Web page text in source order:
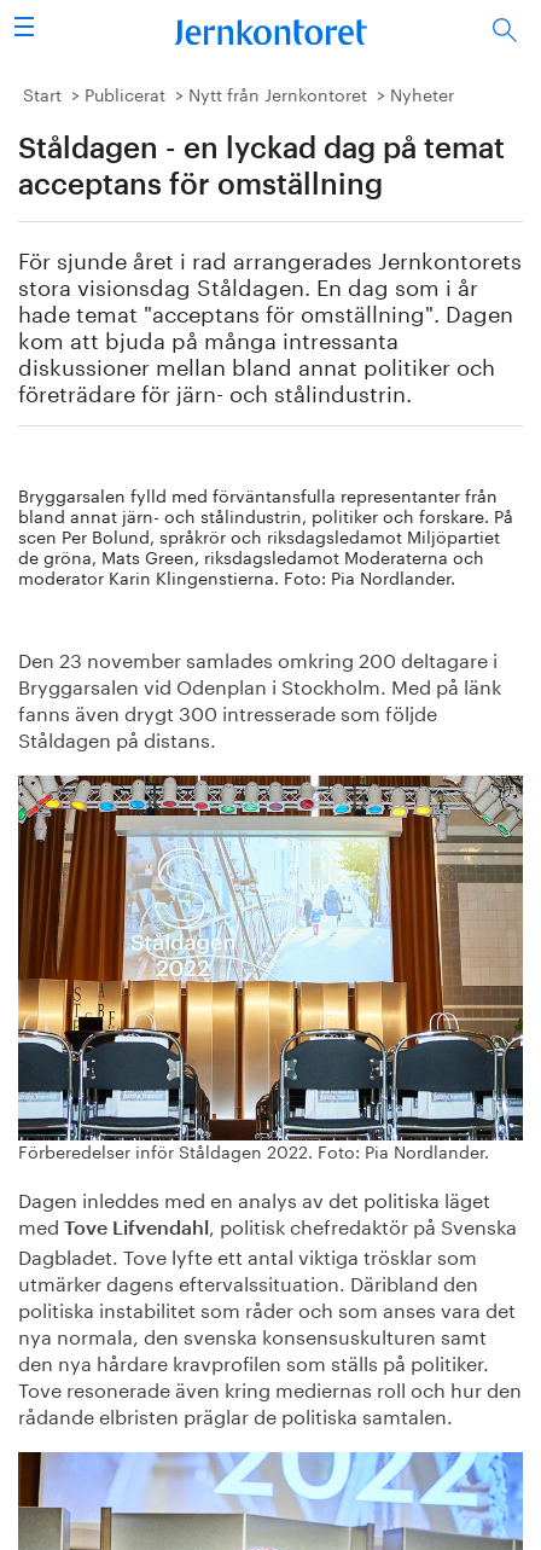
Sök
Stålindustrin
Vision 2050
Energi/miljö
Vi tycker
Publicerat
Om oss
Start Publicerat Nytt från Jernkontoret Nyheter
Ståldagen - en lyckad dag på temat
acceptans för omställning
För sjunde året i rad arrangerades Jernkontorets
stora visionsdag Ståldagen. En dag som i år
hade temat "acceptans för omställning". Dagen
kom att bjuda på många intressanta
diskussioner mellan bland annat politiker och
företrädare för järn- och stålindustrin.
Bryggarsalen fylld med förväntansfulla representanter från
bland annat järn- och stålindustrin, politiker och forskare. På
scen Per Bolund, språkrör och riksdagsledamot Miljöpartiet
de gröna, Mats Green, riksdagsledamot Moderaterna och
moderator Karin Klingenstierna. Foto: Pia Nordlander.
Den 23 november samlades omkring 200 deltagare i
Bryggarsalen vid Odenplan i Stockholm. Med på länk
fanns även drygt 300 intresserade som följde
Ståldagen på distans.
Förberedelser inför Ståldagen 2022. Foto: Pia Nordlander.
Dagen inleddes med en analys av det politiska läget
med Tove Lifvendahl
, politisk chefredaktör på Svenska
Dagbladet. Tove lyfte ett antal viktiga trösklar som
utmärker dagens eftervalssituation. Däribland den
politiska instabilitet som råder och som anses vara det
nya normala, den svenska konsensuskulturen samt
den nya hårdare kravprofilen som ställs på politiker.
Tove resonerade även kring mediernas roll och hur den
rådande elbristen präglar de politiska samtalen.